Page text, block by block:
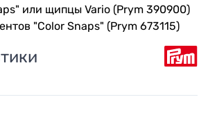
или щипцы Vario (Prym 390900)
"Color Snaps" (Prym 673115)